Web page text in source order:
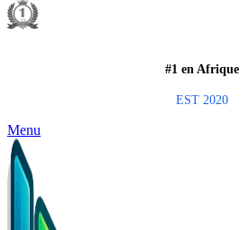
#1 en Afrique
EST 2020
Menu